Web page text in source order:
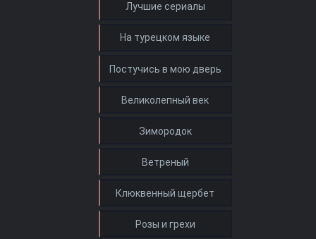
Лучшие сериалы
На турецком языке